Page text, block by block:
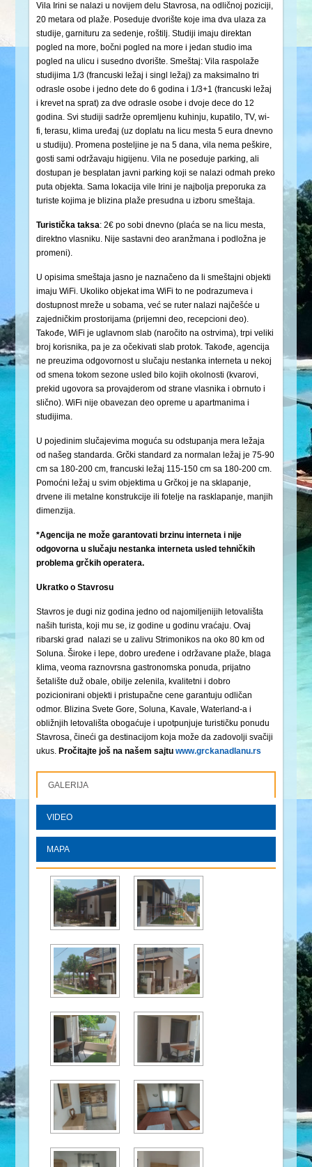
Vila Irini se nalazi u novijem delu Stavrosa, na odličnoj poziciji,
20 metara od plaže. Poseduje dvorište koje ima dva ulaza za
studije, garnituru za sedenje, roštilj. Studiji imaju direktan
pogled na more, bočni pogled na more i jedan studio ima
pogled na ulicu i susedno dvorište. Smeštaj: Vila raspolaže
studijima 1/3 (francuski ležaj i singl ležaj) za maksimalno tri
odrasle osobe i jedno dete do 6 godina i 1/3+1 (francuski ležaj
i krevet na sprat) za dve odrasle osobe i dvoje dece do 12
godina. Svi studiji sadrže opremljenu kuhinju, kupatilo, TV, wi-
fi, terasu, klima uređaj (uz doplatu na licu mesta 5 eura dnevno
u studiju). Promena posteljine je na 5 dana, vila nema peškire,
gosti sami održavaju higijenu. Vila ne poseduje parking, ali
dostupan je besplatan javni parking koji se nalazi odmah preko
puta objekta. Sama lokacija vile Irini je najbolja preporuka za
turiste kojima je blizina plaže presudna u izboru smeštaja.
Turistička taksa: 2€ po sobi dnevno (plaća se na licu mesta,
direktno vlasniku. Nije sastavni deo aranžmana i podložna je
promeni).
U opisima smeštaja jasno je naznačeno da li smeštajni objekti
imaju WiFi. Ukoliko objekat ima WiFi to ne podrazumeva i
dostupnost mreže u sobama, već se ruter nalazi najčešće u
zajedničkim prostorijama (prijemni deo, recepcioni deo).
Takođe, WiFi je uglavnom slab (naročito na ostrvima), trpi veliki
broj korisnika, pa je za očekivati slab protok. Takođe, agencija
ne preuzima odgovornost u slučaju nestanka interneta u nekoj
od smena tokom sezone usled bilo kojih okolnosti (kvarovi,
prekid ugovora sa provajderom od strane vlasnika i obrnuto i
slično). WiFi nije obavezan deo opreme u apartmanima i
studijima.
U pojedinim slučajevima moguća su odstupanja mera ležaja
od našeg standarda. Grčki standard za normalan ležaj je 75-90
cm sa 180-200 cm, francuski ležaj 115-150 cm sa 180-200 cm.
Pomoćni ležaj u svim objektima u Grčkoj je na sklapanje,
drvene ili metalne konstrukcije ili fotelje na rasklapanje, manjih
dimenzija.
*Agencija ne može garantovati brzinu interneta i nije
odgovorna u slučaju nestanka interneta usled tehničkih
problema grčkih operatera.
Ukratko o Stavrosu
Stavros je dugi niz godina jedno od najomiljenijih letovališta
naših turista, koji mu se, iz godine u godinu vraćaju. Ovaj
ribarski grad nalazi se u zalivu Strimonikos na oko 80 km od
Soluna. Široke i lepe, dobro uređene i održavane plaže, blaga
klima, veoma raznovrsna gastronomska ponuda, prijatno
šetalište duž obale, obilje zelenila, kvalitetni i dobro
pozicionirani objekti i pristupačne cene garantuju odličan
odmor. Blizina Svete Gore, Soluna, Kavale, Waterland-a i
obližnjih letovališta obogaćuje i upotpunjuje turističku ponudu
Stavrosa, čineći ga destinacijom koja može da zadovolji svačiji
ukus. Pročitajte još na našem sajtuwww.grckanadlanu.rs
GALERIJA
VIDEO
MAPA